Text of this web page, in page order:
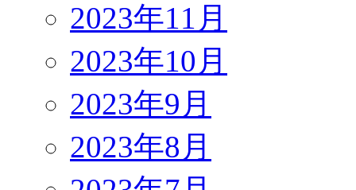
2023年11月
2023年10月
2023年9月
2023年8月